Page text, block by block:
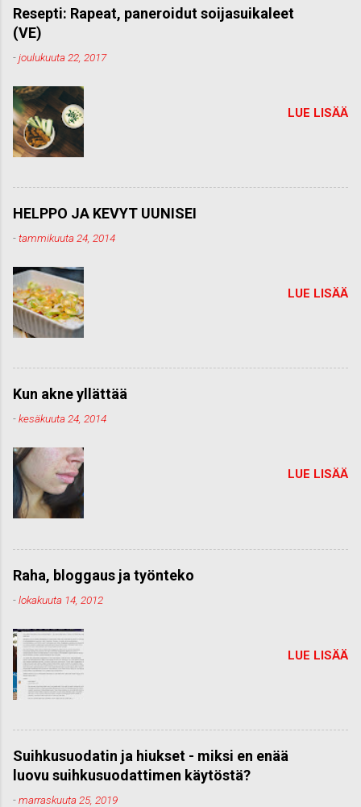
m
e
n
Resepti: Rapeat, paneroidut soijasuikaleet
(VE)
-joulukuuta 22, 2017
LUE LISÄÄ
HELPPO JA KEVYT UUNISEI
-tammikuuta 24, 2014
LUE LISÄÄ
Kun akne yllättää
-kesäkuuta 24, 2014
LUE LISÄÄ
Raha, bloggaus ja työnteko
-lokakuuta 14, 2012
LUE LISÄÄ
Suihkusuodatin ja hiukset - miksi en enää
luovu suihkusuodattimen käytöstä?
-marraskuuta 25, 2019